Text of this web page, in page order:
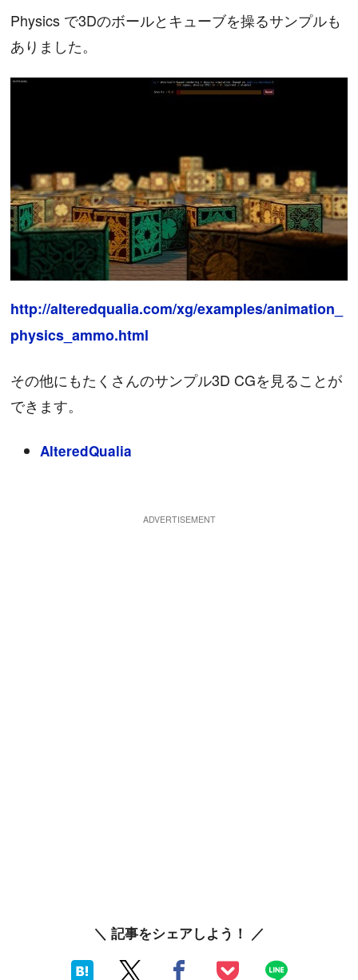
Physics で3Dのボールとキューブを操るサンプルも
ありました。
http://alteredqualia.com/xg/examples/animation_
physics_ammo.html
その他にもたくさんのサンプル3D CGを見ることが
できます。
AlteredQualia
＼ 記事をシェアしよう！ ／